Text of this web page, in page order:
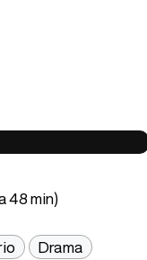
48 min)
Drama